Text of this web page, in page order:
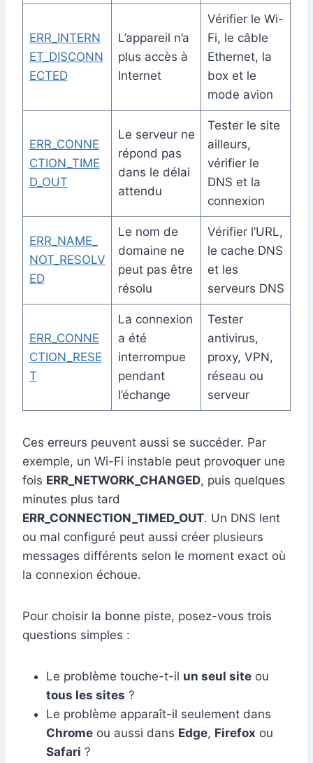
ERR_INTERN
ET_DISCONN
ECTED
L’appareil n’a
plus accès à
Internet
Vérifier le Wi-
Fi, le câble
Ethernet, la
box et le
mode avion
ERR_CONNE
CTION_TIME
D_OUT
Le serveur ne
répond pas
dans le délai
attendu
Tester le site
ailleurs,
vérifier le
DNS et la
connexion
ERR_NAME_
NOT_RESOLV
ED
Le nom de
domaine ne
peut pas être
résolu
Vérifier l’URL,
le cache DNS
et les
serveurs DNS
ERR_CONNE
CTION_RESE
T
La connexion
a été
interrompue
pendant
l’échange
Tester
antivirus,
proxy, VPN,
réseau ou
serveur
Ces erreurs peuvent aussi se succéder. Par
exemple, un Wi-Fi instable peut provoquer une
fois ERR_NETWORK_CHANGED, puis quelques
minutes plus tard
ERR_CONNECTION_TIMED_OUT. Un DNS lent
ou mal configuré peut aussi créer plusieurs
messages différents selon le moment exact où
la connexion échoue.
Pour choisir la bonne piste, posez-vous trois
questions simples :
Le problème touche-t-il un seul site ou
tous les sites ?
Le problème apparaît-il seulement dans
Chrome ou aussi dans Edge, Firefox ou
Safari ?